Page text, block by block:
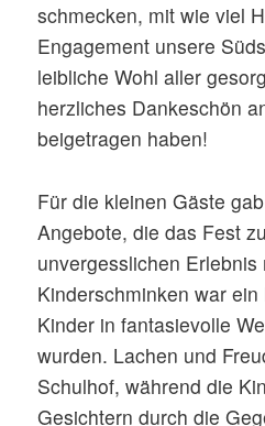
schmecken, mit wie viel
Engagement unsere
leibliche Wohl aller
herzliches Dankeschön
beigetragen haben!
Für die kleinen Gäste
Angebote, die das Fest
unvergesslichen Erlebnis
Kinderschminken war
Kinder in fantasievolle
wurden. Lachen und
Schulhof, während die
Gesichtern durch die